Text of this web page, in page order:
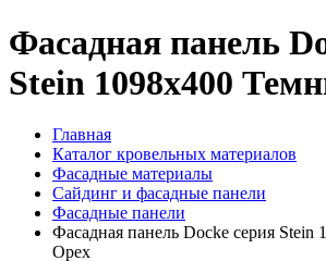
Фасадная панель
Stein 1098x400
Главная
Каталог кровельных материалов
Фасадные материалы
Сайдинг и фасадные панели
Фасадные панели
Фасадная панель Docke серия Stein
Орех